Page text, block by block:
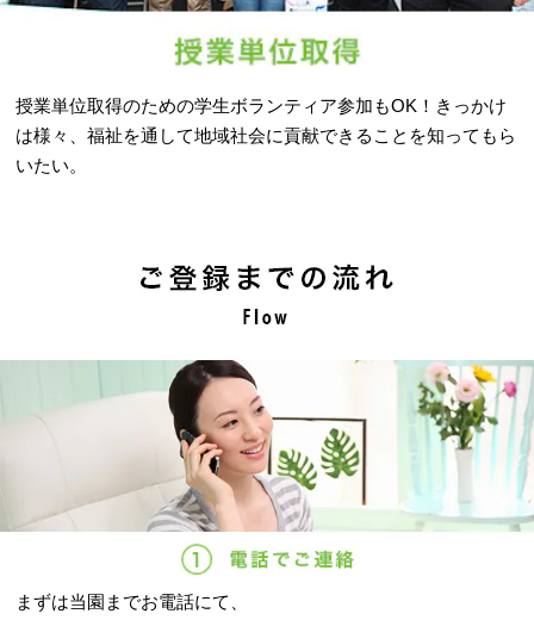
授業単位取得のための学生ボランティア参加もOK！きっかけ
は様々、福祉を通して地域社会に貢献できることを知ってもら
いたい。
まずは当園までお電話にて、